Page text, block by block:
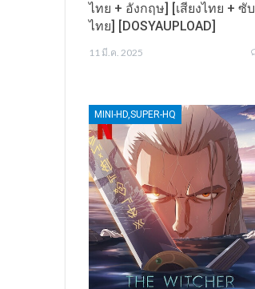
ไทย + อังกฤษ] [เสียงไทย + ซับ
ไทย] [DOSYAUPLOAD]
11 มี.ค. 2025
MINI-HD,SUPER-HQ